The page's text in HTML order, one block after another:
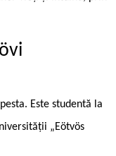
Este studentă la
„Eötvös